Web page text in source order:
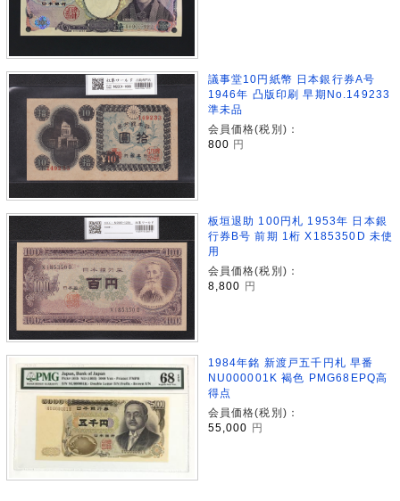
議事堂10円紙幣 日本銀行券A号
1946年 凸版印刷 早期No.149233
準未品
会員価格(税別)：
800 円
板垣退助 100円札 1953年 日本銀
行券B号 前期 1桁 X185350D 未使
用
会員価格(税別)：
8,800
円
1984年銘 新渡戸五千円札 早番
NU000001K 褐色 PMG68EPQ高
得点
会員価格(税別)：
55,000 円